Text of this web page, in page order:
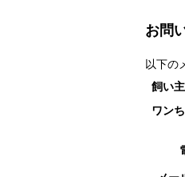
お問
以下の
飼い
ワン